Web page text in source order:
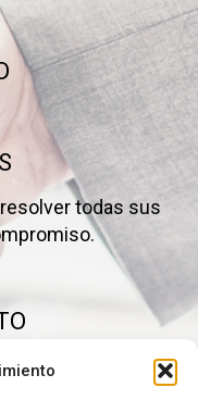
todas sus
máximo partido a